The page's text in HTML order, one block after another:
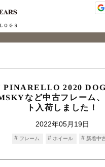
PINARELLO 2020
など中古フレーム、
ト入荷しました！
2022年05月19日
フレーム ホイール 新着中